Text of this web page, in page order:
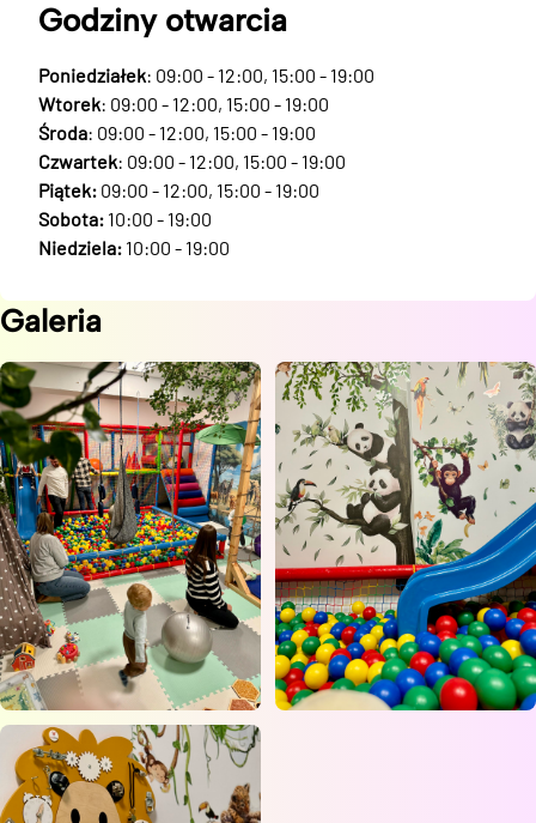
Godziny otwarcia
Poniedziałek: 09:00 - 12:00, 15:00 - 19:00
Wtorek: 09:00 - 12:00, 15:00 - 19:00
Środa: 09:00 - 12:00, 15:00 - 19:00
Czwartek: 09:00 - 12:00, 15:00 - 19:00
Piątek: 09:00 - 12:00, 15:00 - 19:00
Sobota: 10:00 - 19:00
Niedziela: 10:00 - 19:00
Galeria